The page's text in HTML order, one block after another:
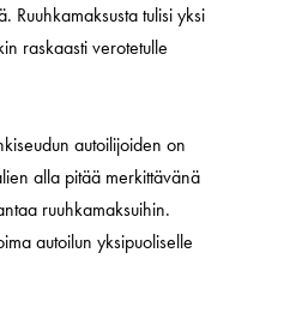
Ruuhkamaksusta tulisi yksi
raskaasti verotetulle
autoilijoiden on
alla pitää merkittävänä
ruuhkamaksuihin.
autoilun yksipuoliselle